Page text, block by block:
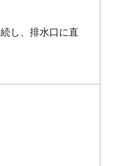
し、排水口に直